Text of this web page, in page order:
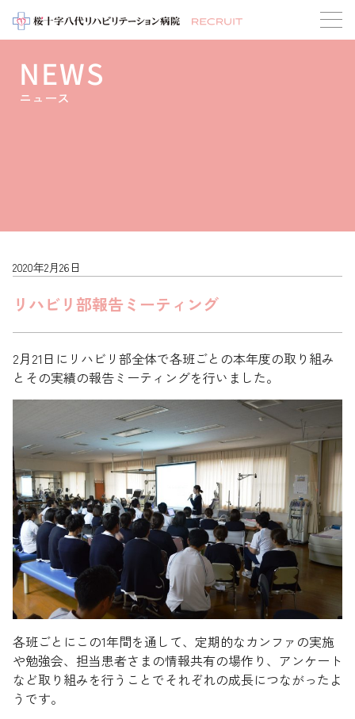
NEWS
ニュース
2020年2月26日
リハビリ部報告ミーティング
2月21日にリハビリ部全体で各班ごとの本年度の取り組み
とその実績の報告ミーティングを行いました。
各班ごとにこの1年間を通して、定期的なカンファの実施
や勉強会、担当患者さまの情報共有の場作り、アンケート
など取り組みを行うことでそれぞれの成長につながったよ
うです。